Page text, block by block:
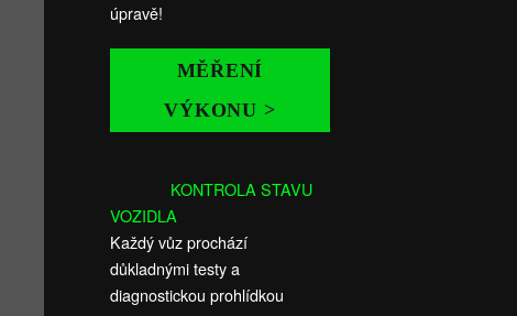
úpravě!
MĚŘENÍ
VÝKONU >
KONTROLA STAVU
VOZIDLA
Každý vůz prochází
důkladnými testy a
diagnostickou prohlídkou